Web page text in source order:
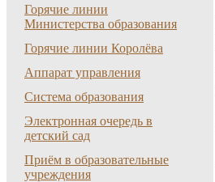
Горячие линии
Министерства образования
Горячие линии Королёва
Аппарат управления
Система образования
Электронная очередь в
детский сад
Приём в образовательные
учреждения